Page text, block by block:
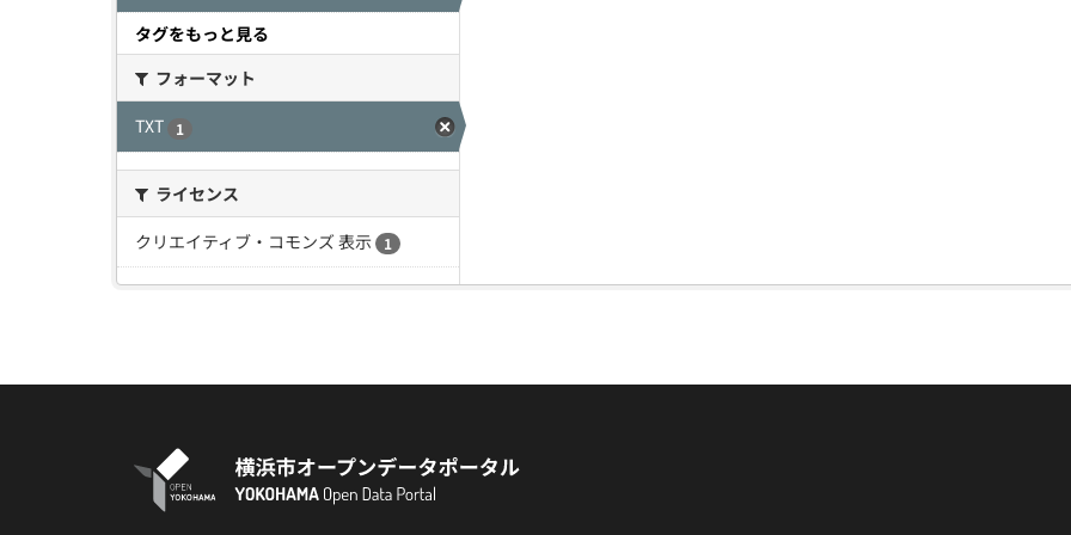
タグをもっと見る
フォーマット
TXT
1
ライセンス
クリエイティブ・コモンズ 表示
1